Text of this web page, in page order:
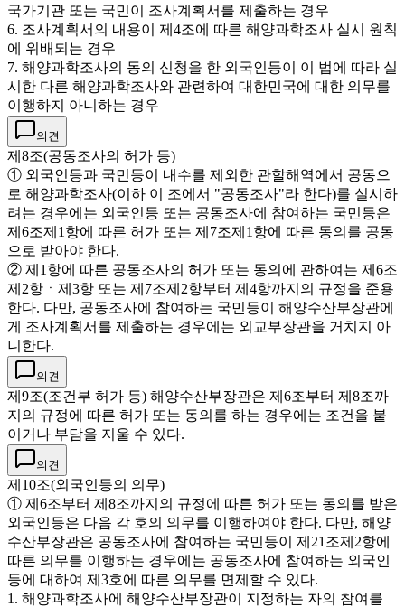
국가기관 또는 국민이 조사계획서를 제출하는 경우
6. 조사계획서의 내용이 제4조에 따른 해양과학조사 실시 원칙
에 위배되는 경우
7. 해양과학조사의 동의 신청을 한 외국인등이 이 법에 따라 실
시한 다른 해양과학조사와 관련하여 대한민국에 대한 의무를
이행하지 아니하는 경우
의견
제8조(공동조사의 허가 등)
① 외국인등과 국민등이 내수를 제외한 관할해역에서 공동으
로 해양과학조사(이하 이 조에서 "공동조사"라 한다)를 실시하
려는 경우에는 외국인등 또는 공동조사에 참여하는 국민등은
제6조제1항에 따른 허가 또는 제7조제1항에 따른 동의를 공동
으로 받아야 한다.
② 제1항에 따른 공동조사의 허가 또는 동의에 관하여는 제6조
제2항ㆍ제3항 또는 제7조제2항부터 제4항까지의 규정을 준용
한다. 다만, 공동조사에 참여하는 국민등이 해양수산부장관에
게 조사계획서를 제출하는 경우에는 외교부장관을 거치지 아
니한다.
의견
제9조(조건부 허가 등) 해양수산부장관은 제6조부터 제8조까
지의 규정에 따른 허가 또는 동의를 하는 경우에는 조건을 붙
이거나 부담을 지울 수 있다.
의견
제10조(외국인등의 의무)
① 제6조부터 제8조까지의 규정에 따른 허가 또는 동의를 받은
외국인등은 다음 각 호의 의무를 이행하여야 한다. 다만, 해양
수산부장관은 공동조사에 참여하는 국민등이 제21조제2항에
따른 의무를 이행하는 경우에는 공동조사에 참여하는 외국인
등에 대하여 제3호에 따른 의무를 면제할 수 있다.
1. 해양과학조사에 해양수산부장관이 지정하는 자의 참여를